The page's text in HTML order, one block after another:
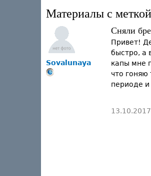
Материалы с
Sovalunaya
Сняли
Привет!
быстро, а
капы мне
что
периоде